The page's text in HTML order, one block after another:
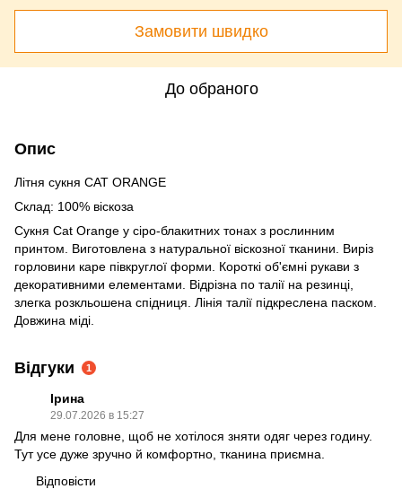
Замовити швидко
До обраного
Опис
Літня сукня CAT ORANGE
Склад: 100% віскоза
Сукня Cat Orange у сіро-блакитних тонах з рослинним
принтом. Виготовлена з натуральної віскозної тканини. Виріз
горловини каре півкруглої форми. Короткі об'ємні рукави з
декоративними елементами. Відрізна по талії на резинці,
злегка розкльошена спідниця. Лінія талії підкреслена паском.
Довжина міді.
Відгуки 1
Ірина
29.07.2026 в 15:27
Для мене головне, щоб не хотілося зняти одяг через годину.
Тут усе дуже зручно й комфортно, тканина приємна.
Відповісти